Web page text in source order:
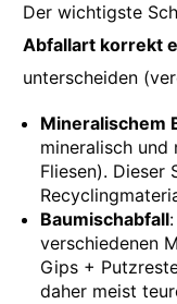
Der wichtigste
Abfallart korrekt
unterscheiden
Mineralischem
mineralisch und
Fliesen).
Baumischabfall
verschiedenen
Gips +
daher meist